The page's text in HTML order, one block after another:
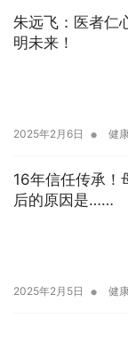
朱远飞：医者仁
明未来！
2025年2月6日 • 健
16年信任传承！
后的原因是……
2025年2月5日 • 健